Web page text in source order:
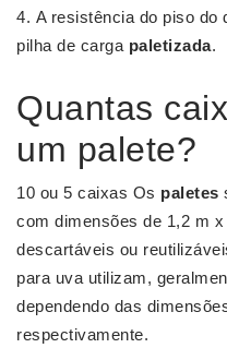
A resistência do piso do
pilha de carga paletizada.
Quantas
um palete?
10 ou 5 caixas Os paletes
com dimensões de 1,2 m
descartáveis ou
para uva utilizam,
dependendo das
respectivamente.